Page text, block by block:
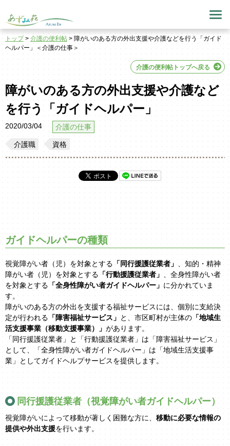
トップ> 介護の便利帖> 障がいのある方の外出支援や介護などを行う「ガイド
ヘルパー」＜介護の仕事＞
介護の便利帖トップへ戻る
障がいのある方の外出支援や介護など
を行う「ガイドヘルパー」
2020/03/04 介護の仕事
介護職 資格
ガイドヘルパーの種類
視覚障がい者（児）を対象とする 「同行援護従業者」
、知的・精神
障がい者（児）を対象とする 「行動援護従業者」
、全身性障がい者
を対象とする 「全身性障がい者ガイドヘルパー」 に分かれていま
す。
障がいのある方の外出を支援する福祉サービスには、個別に支給決
定が行われる 「障害福祉サービス」 と、市区町村が主体の「地域生
活支援事業（移動支援事業）」 があります。
「同行援護従業者」と「行動援護従業者」は「障害福祉サービス」
として、「全身性障がい者ガイドヘルパー」は「地域生活支援事
業」としてガイドヘルプサービスを提供します。
同行援護従業者（視覚障がい者ガイドヘルパー）
視覚障がいによって移動が著しく困難な方に、 移動に必要な情報の
提供や外出支援を行います。